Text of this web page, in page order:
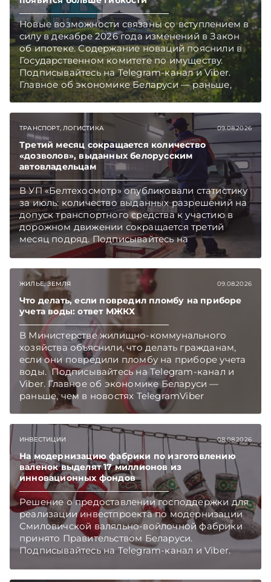
Новые возможности связаны со вступлением в
силу в декабре 2026 года изменений в Закон
об ипотеке. Содержание новаций пояснили в
Государственном комитете по имуществу.
Подписывайтесь на Telegram‑канал и Viber.
Главное об экономике Беларуси — раньше,
чем в новостях TelegramViber
ТРАНСПОРТ, ЛОГИСТИКА 09.08.2026
Третий месяц сокращается количество
«дозволов», выданных белорусским
автовладельцам
В УП «Белтехосмотр» опубликовали статистику
за июль: количество выданных разрешений на
допуск транспортного средства к участию в
дорожном движении сокращается третий
месяц подряд. Подписывайтесь на
Telegram‑канал и Viber. Главное об экономике
TelegramViber
ЖИЛЬЕ, ЗЕМЛЯ 09.08.2026
Что делать, если повредил пломбу на приборе
учета воды: ответ МЖКХ
В Министерстве жилищно-коммунального
хозяйства объяснили, что делать гражданам,
если они повредили пломбу на приборе учета
воды. Подписывайтесь на Telegram‑канал и
Viber. Главное об экономике Беларуси —
раньше, чем в новостях TelegramViber
ИНВЕСТИЦИИ 08.08.2026
На модернизацию фабрики по изготовлению
валенок выделят 17 миллионов из
инновационных фондов
Решение о предоставлении господдержки для
реализации инвестпроекта по модернизации
Смиловичской валяльно-войлочной фабрики
принято Правительством Беларуси.
Подписывайтесь на Telegram‑канал и Viber.
Главное об экономике Беларуси — раньше,